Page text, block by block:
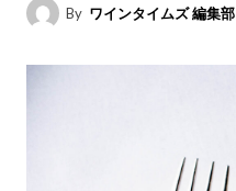
By ワインタイムズ 編集部